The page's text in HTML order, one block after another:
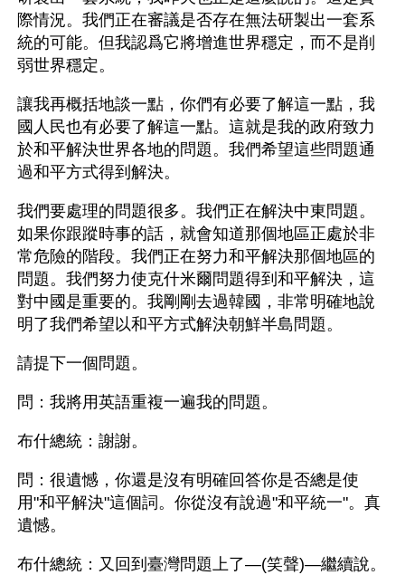
際情況。我們正在審議是否存在無法研製出一套系
統的可能。但我認爲它將增進世界穩定，而不是削
弱世界穩定。
讓我再概括地談一點，你們有必要了解這一點，我
國人民也有必要了解這一點。這就是我的政府致力
於和平解決世界各地的問題。我們希望這些問題通
過和平方式得到解決。
我們要處理的問題很多。我們正在解決中東問題。
如果你跟蹤時事的話，就會知道那個地區正處於非
常危險的階段。我們正在努力和平解決那個地區的
問題。我們努力使克什米爾問題得到和平解決，這
對中國是重要的。我剛剛去過韓國，非常明確地說
明了我們希望以和平方式解決朝鮮半島問題。
請提下一個問題。
問：我將用英語重複一遍我的問題。
布什總統：謝謝。
問：很遺憾，你還是沒有明確回答你是否總是使
用"和平解決"這個詞。你從沒有說過"和平統一"。真
遺憾。
布什總統：又回到臺灣問題上了—(笑聲)—繼續說。